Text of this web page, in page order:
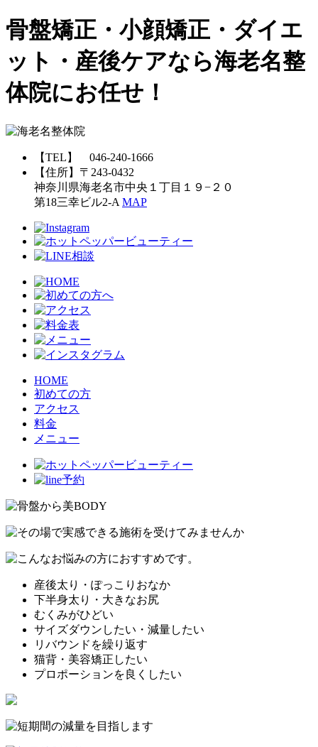
骨盤矯正・小顔矯正・ダイエ
ット・産後ケアなら海老名整
体院にお任せ！
【TEL】 046-240-1666
【住所】〒243-0432
神奈川県海老名市中央１丁目１９−２０
第18三幸ビル2-A MAP
HOME
初めての方
アクセス
料金
メニュー
産後太り・ぽっこりおなか
下半身太り・大きなお尻
むくみがひどい
サイズダウンしたい・減量したい
リバウンドを繰り返す
猫背・美容矯正したい
プロポーションを良くしたい